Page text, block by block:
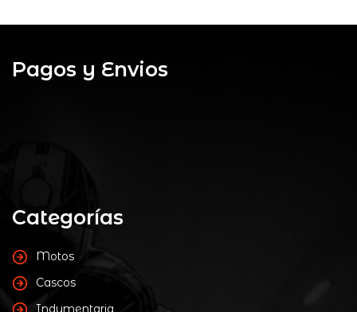
Pagos y Envios
Categorías
Motos
Cascos
Indumentaria